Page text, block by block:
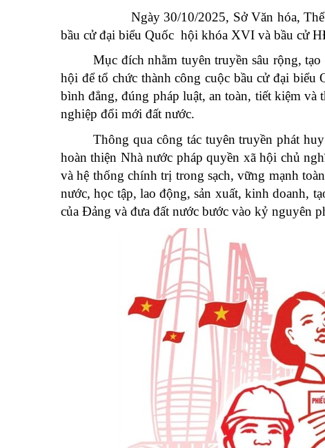
Ngày 30/10/2025, Sở Văn hóa, Thể
bầu cử đại biểu Quốc hội khóa XVI và bầu cử
Mục đích nhằm tuyên truyền sâu rộng,
hội để tổ chức thành công cuộc bầu cử đại
bình đẳng, đúng pháp luật, an toàn, tiết kiệm
nghiệp đổi mới đất nước.
Thông qua công tác tuyên truyền phát
hoàn thiện Nhà nước pháp quyền xã hội chủ
và hệ thống chính trị trong sạch, vững mạnh
nước, học tập, lao động, sản xuất, kinh doanh,
của Đảng và đưa đất nước bước vào kỷ nguyên